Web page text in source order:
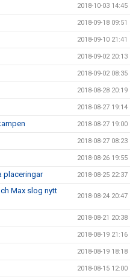
2018-10-03 14:45
2018-09-18 09:51
2018-09-10 21:41
2018-09-02 20:13
2018-09-02 08:35
2018-08-28 20:19
2018-08-27 19:14
2018-08-27 19:00
2018-08-27 08:23
2018-08-26 19:55
placeringar 2018-08-25 22:37
Max slog nytt
2018-08-24 20:47
2018-08-21 20:38
2018-08-19 21:16
2018-08-19 18:18
2018-08-15 12:00